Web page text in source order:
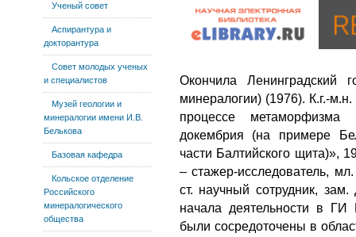
Окончила Ленинградский
минералогии) (1976). К.г.-
процессе метаморфизма
докембрия (на примере
части Балтийского щита)»,
– стажер-исследователь,
ст. научный сотрудник,
начала деятельности в
были сосредоточены в
Ученый совет
Аспирантура и
докторантура
Совет молодых ученых
и специалистов
Музей геологии и
минералогии имени И.В.
Белькова
Базовая кафедра
Кольское отделение
Российского
минералогического
общества